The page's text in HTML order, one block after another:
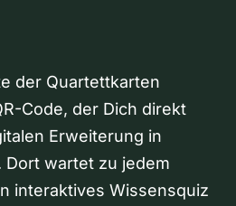
der Quartettkarten
Code, der Dich direkt
Erweiterung in
wartet zu jedem
interaktives Wissensquiz